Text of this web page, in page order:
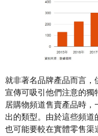
就非著名品牌產品而言，
宣傳可吸引他們注意的獨
居購物頻道售賣產品時
出的類型。由於這些頻
也可能要較在實體零售渠